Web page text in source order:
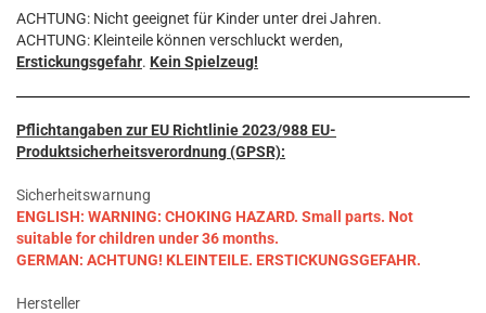
ACHTUNG: Nicht geeignet für Kinder unter drei Jahren.
ACHTUNG: Kleinteile können verschluckt werden,
Erstickungsgefahr. Kein Spielzeug!
Pflichtangaben zur EU Richtlinie 2023/988 EU-
Produktsicherheitsverordnung (GPSR):
Sicherheitswarnung
ENGLISH: WARNING: CHOKING HAZARD. Small parts. Not
suitable for children under 36 months.
GERMAN: ACHTUNG! KLEINTEILE. ERSTICKUNGSGEFAHR.
Hersteller